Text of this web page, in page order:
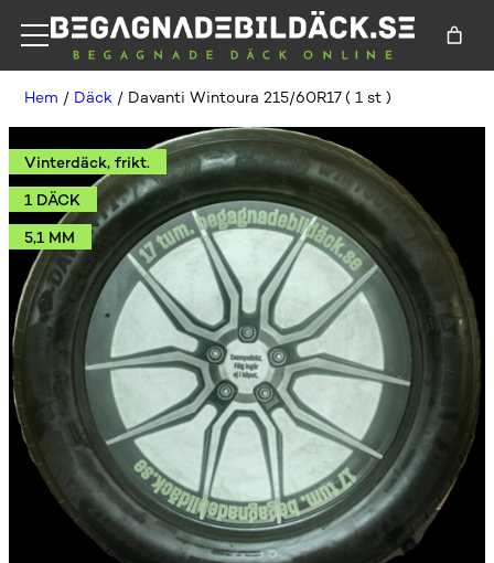
Hem / Däck / Davanti Wintoura 215/60R17 ( 1 st )
Vinterdäck, frikt.
1 DÄCK
5,1 MM